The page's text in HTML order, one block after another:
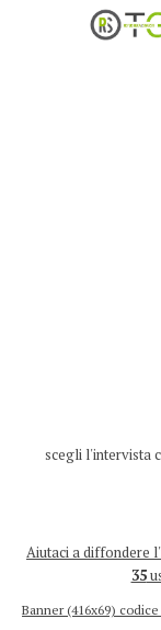
scegli l'intervista
Aiutaci a diffondere
35
Banner (416x69)